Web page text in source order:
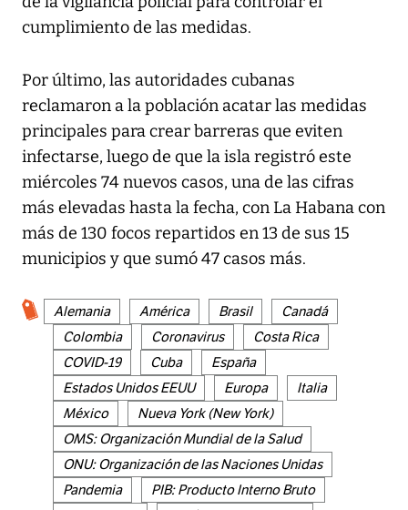
cumplimiento de las medidas.
Por último, las autoridades cubanas
reclamaron a la población acatar las medidas
principales para crear barreras que eviten
infectarse, luego de que la isla registró este
miércoles 74 nuevos casos, una de las cifras
más elevadas hasta la fecha, con La Habana con
más de 130 focos repartidos en 13 de sus 15
municipios y que sumó 47 casos más.
Alemania América Brasil
Canadá
Colombia
Coronavirus
Costa Rica
COVID-19
Cuba
España
Estados Unidos EEUU
Europa
Italia
México
Nueva York (New York)
OMS: Organización Mundial de la Salud
ONU: Organización de las Naciones Unidas
Pandemia
PIB: Producto Interno Bruto